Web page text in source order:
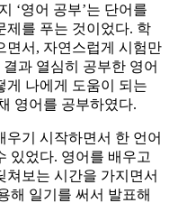
‘영어 공부’는 단어를
제를 푸는 것이었다. 학
면서, 자연스럽게 시험만
과 열심히 공부한 영어
게 나에게 도움이 되는
영어를 공부하였다.
기 시작하면서 한 언어
있었다. 영어를 배우고
쳐보는 시간을 가지면서
해 일기를 써서 발표해